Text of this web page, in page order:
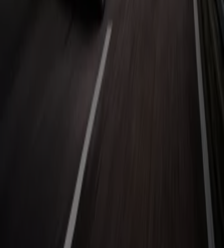
Tiendeo ist Teil von Shopfully, dem Tech-Unternehmen,
das das lokale Einkaufen weltweit neu erfindet.
Business-Lösungen
Nachrichten und Medien
Mit uns arbeiten
Kontakt aufnehmen
Marketing- und Geschäftsanfragen
Geschäft falsch auf der Karte geortet
Wöchentliches Anzeigen-Feedback
Technische Probleme und allgemeines Feedback